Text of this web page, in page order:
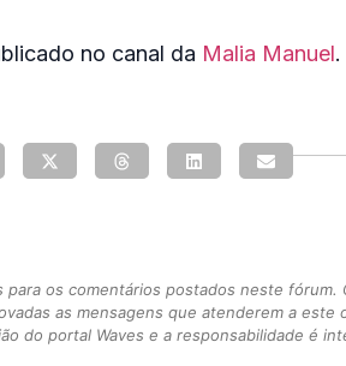
no canal da Malia Manuel.
para os comentários postados neste
as mensagens que atenderem a
do portal Waves e a responsabilidade é